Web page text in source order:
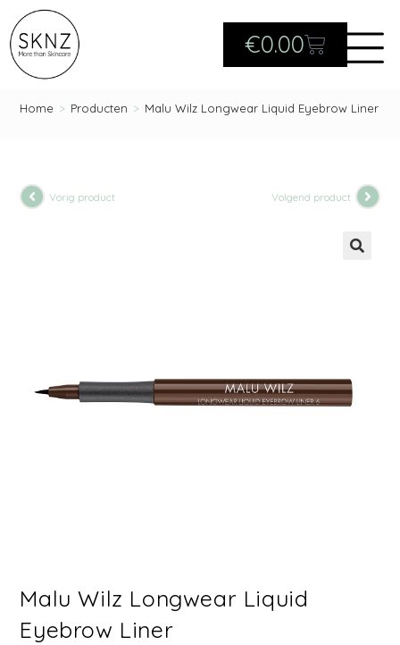
€0.00
Home > Producten > Malu Wilz Longwear Liquid Eyebrow Liner
Vorig product Volgend product
Malu Wilz Longwear Liquid
Eyebrow Liner